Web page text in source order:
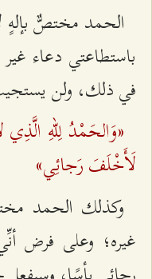
الحمد مختصٌّ بإلهٍ
باستطاعتي دعاء غير
في ذلك، ولن
«وَالحَمْدُ لِلّهِ
لَأَخْلَفَ رَجائِي»
وكذلك الحمد
غيره؛ وعلى فرض